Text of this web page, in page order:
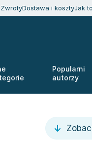
ZwrotyDostawa i kosztyJak
Popularni
autorzy